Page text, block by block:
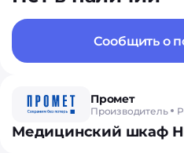
Сообщить о
Промет
Производитель
Медицинский шкаф